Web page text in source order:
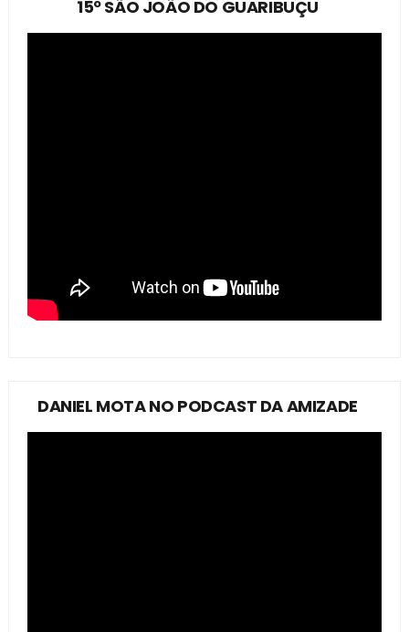
15º SÃO JOÃO DO GUARIBUÇU
DANIEL MOTA NO PODCAST DA AMIZADE